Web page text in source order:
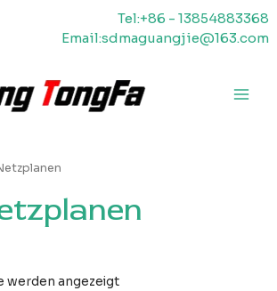
Tel:+86 - 13854883368
Email:sdmaguangjie@163.com
werden angezeigt